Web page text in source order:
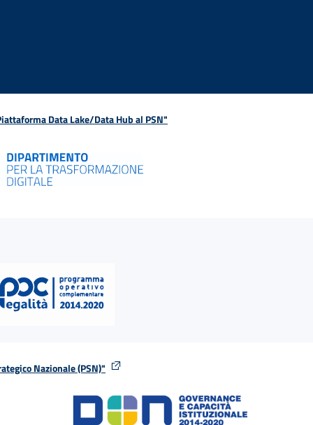
Data Lake/Data Hub al PSN"
Nazionale (PSN)"